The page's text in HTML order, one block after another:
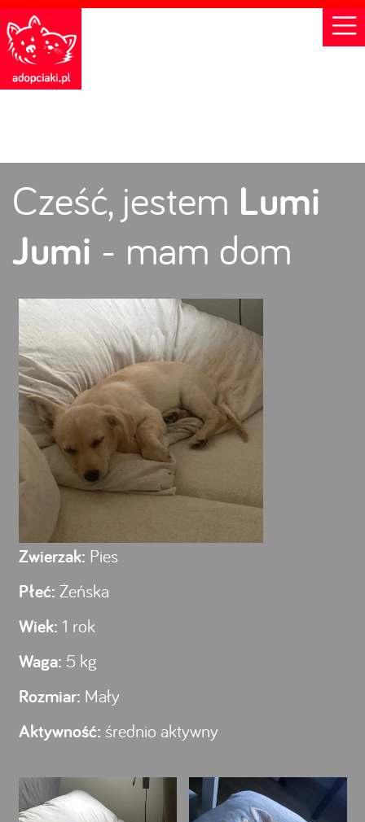
Cześć, jestem Lumi
Jumi - mam dom
Zwierzak: Pies
Płeć: Żeńska
Wiek: 1 rok
Waga: 5 kg
Rozmiar: Mały
Aktywność: średnio aktywny